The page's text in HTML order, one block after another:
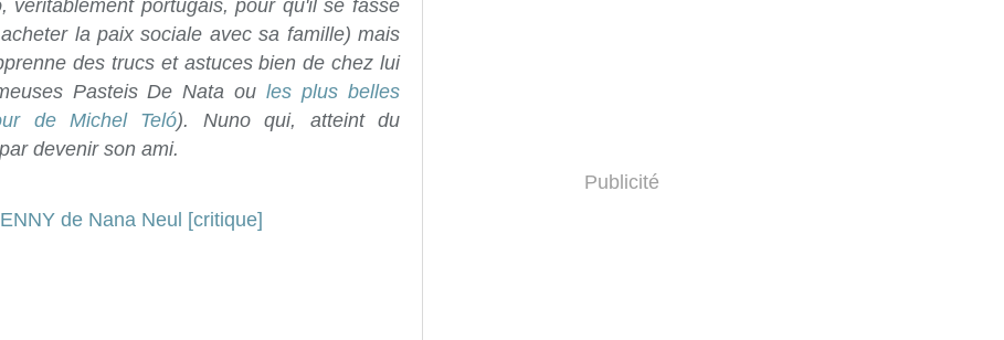
véritablement portugais, pour qu'il se fasse
la paix sociale avec sa famille) mais
des trucs et astuces bien de chez lui
Pasteis De Nata oules plus belles
de Michel Teló). Nuno qui, atteint du
devenir son ami.
Publicité